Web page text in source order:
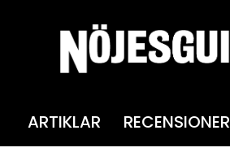
ARTIKLAR RECENSIONER